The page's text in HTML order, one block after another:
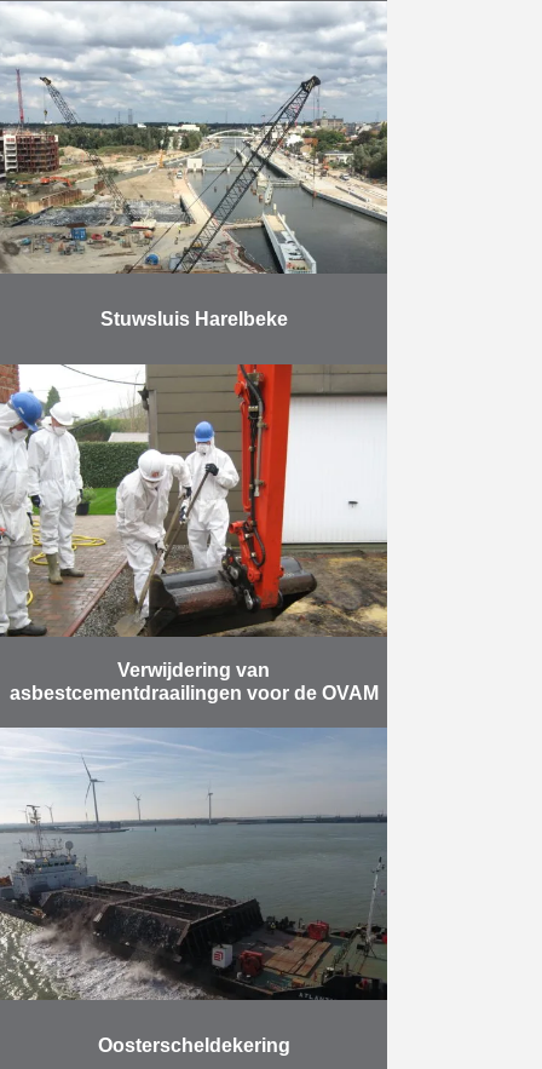
Met bijna 40 miljoen ton vervoerde
goederen per jaar is het
Albertkanaal de belangrijkste
waterweg in Vlaanderen. Vooral het
containervervoer kende het
voorbije decennium een …
Meer
Stuwsluis Harelbeke
De opdracht omvat volgende
zaken: het ontwerpen en bouwen
van een nieuwe stuwsluis met
vispassage, het verdiepen van de
Leie, het vernieuwen van de Hoge
…
Meer
Verwijdering van
asbestcementdraailingen voor de OVAM
De werken bestonden uit twee
fases. Fase 1: Sanering en
asbestverwijdering van ophogingen
op particuliere terreinen in Kapelle-
op-den-Bos. Het werk bestond
hoofdzakelijk uit het verwijderen …
Meer
Oosterscheldekering